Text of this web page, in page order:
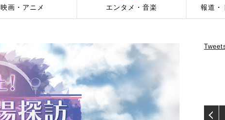
映画・アニメ エンタメ・音楽 報道・